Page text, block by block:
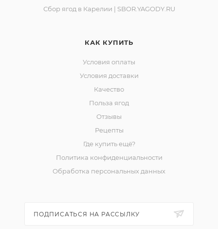
Сбор ягод в Карелии | SBOR.YAGODY.RU
КАК КУПИТЬ
Условия оплаты
Условия доставки
Качество
Польза ягод
Отзывы
Рецепты
Где купить ещё?
Политика конфиденциальности
Обработка персональных данных
ПОДПИСАТЬСЯ НА РАССЫЛКУ